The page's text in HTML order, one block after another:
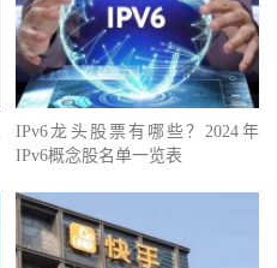
IPv6龙头股票有哪些？2024年
IPv6概念股名单一览表